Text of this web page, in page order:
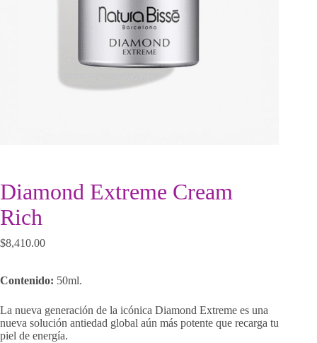
Diamond Extreme Cream
Rich
$8,410.00
Contenido: 50ml.
La nueva generación de la icónica Diamond Extreme es una
nueva solución antiedad global aún más potente que recarga tu
piel de energía.